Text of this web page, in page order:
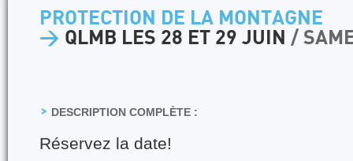
PROTECTION DE LA MONTAGNE
> QLMB LES 28 ET 29 JUIN /
DESCRIPTION COMPLÈTE :
Réservez la date!